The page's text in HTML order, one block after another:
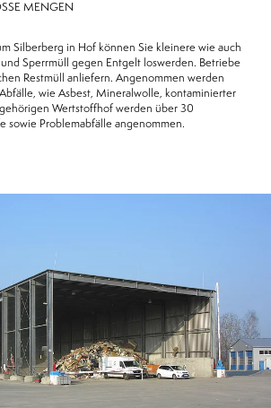
MENGEN
Silberberg in Hof können Sie kleinere wie auch
Sperrmüll gegen Entgelt loswerden. Betriebe
Restmüll anliefern. Angenommen werden
wie Asbest, Mineralwolle, kontaminierter
Wertstoffhof werden über 30
sowie Problemabfälle angenommen.